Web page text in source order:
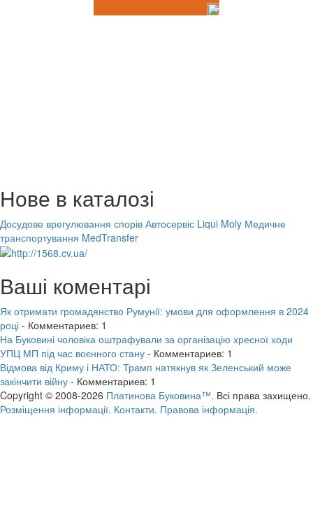
Нове в каталозі
Досудове врегулювання спорів Автосервіс Liqui Moly Медичне
транспортування MedTransfer
Ваші коментарі
Як отримати громадянство Румунії: умови для оформлення в 2024
році - Комментариев: 1
На Буковині чоловіка оштрафували за організацію хресної ходи
УПЦ МП під час воєнного стану - Комментариев: 1
Відмова від Криму і НАТО: Трамп натякнув як Зеленський може
закінчити війну - Комментариев: 1
Copyright © 2008-2026 Платинова Буковина™. Всі права захищено.
Розміщення інформації. Контакти. Правова інформація.